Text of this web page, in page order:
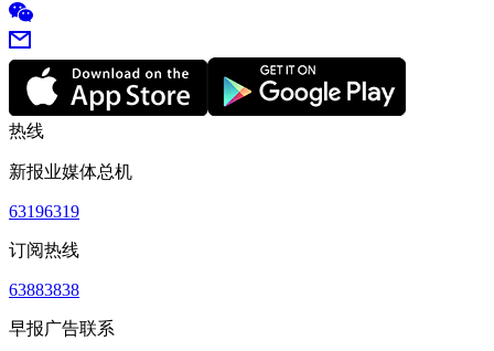
热线
新报业媒体总机
63196319
订阅热线
63883838
早报广告联系